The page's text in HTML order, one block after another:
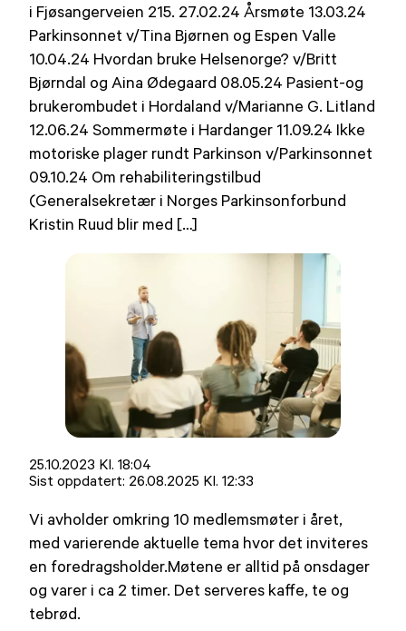
i Fjøsangerveien 215. 27.02.24 Årsmøte 13.03.24
Parkinsonnet v/Tina Bjørnen og Espen Valle
10.04.24 Hvordan bruke Helsenorge? v/Britt
Bjørndal og Aina Ødegaard 08.05.24 Pasient-og
brukerombudet i Hordaland v/Marianne G. Litland
12.06.24 Sommermøte i Hardanger 11.09.24 Ikke
motoriske plager rundt Parkinson v/Parkinsonnet
09.10.24 Om rehabiliteringstilbud
(Generalsekretær i Norges Parkinsonforbund
Kristin Ruud blir med […]
Lagt
ut
25.10.2023 Kl. 18:04
Sist oppdatert: 26.08.2025 Kl. 12:33
Vi avholder omkring 10 medlemsmøter i året,
med varierende aktuelle tema hvor det inviteres
en foredragsholder.Møtene er alltid på onsdager
og varer i ca 2 timer. Det serveres kaffe, te og
tebrød.